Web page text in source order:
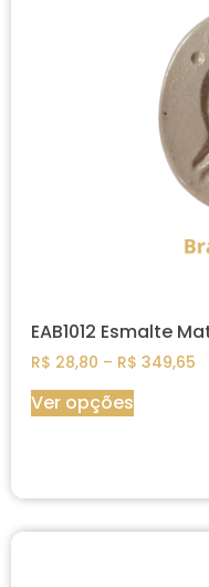
EAB1012 Esmalte
R$ 28,80 – R$ 349,65
Ver opções